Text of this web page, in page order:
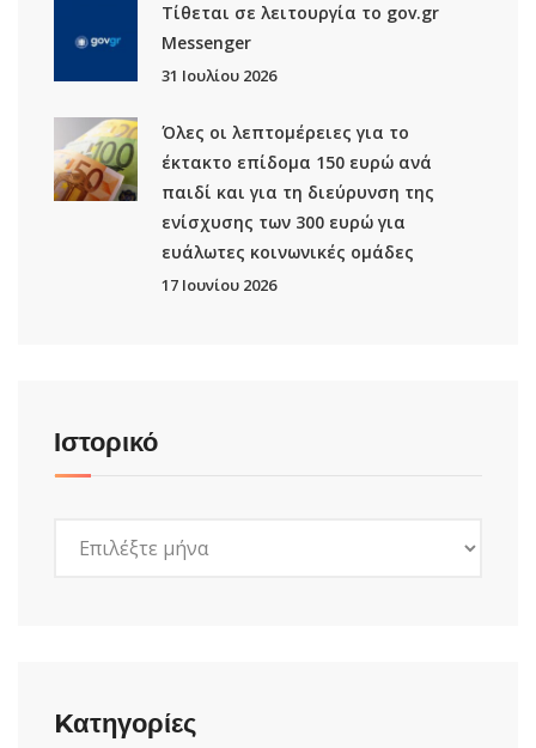
Τίθεται σε λειτουργία το gov.gr
Μessenger
31 Ιουλίου 2026
Όλες οι λεπτομέρειες για το
έκτακτο επίδομα 150 ευρώ ανά
παιδί και για τη διεύρυνση της
ενίσχυσης των 300 ευρώ για
ευάλωτες κοινωνικές ομάδες
17 Ιουνίου 2026
Ιστορικό
Kατηγορίες